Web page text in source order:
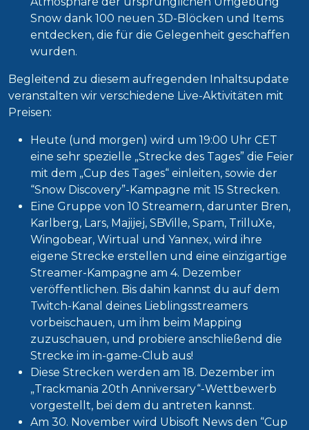
Snow dank 100 neuen 3D-Blöcken und Items
entdecken, die für die Gelegenheit geschaffen
wurden.
Begleitend zu diesem aufregenden Inhaltsupdate
veranstalten wir verschiedene Live-Aktivitäten mit
Preisen:
Heute (und morgen) wird um 19:00 Uhr CET
eine sehr spezielle „Strecke des Tages” die Feier
mit dem „Cup des Tages“ einleiten, sowie der
“Snow Discovery”-Kampagne mit 15 Strecken.
Eine Gruppe von 10 Streamern, darunter Bren,
Karlberg, Lars, Majijej, SBVille, Spam, TrilluXe,
Wingobear, Wirtual und Yannex, wird ihre
eigene Strecke erstellen und eine einzigartige
Streamer-Kampagne am 4. Dezember
veröffentlichen. Bis dahin kannst du auf dem
Twitch-Kanal deines Lieblingsstreamers
vorbeischauen, um ihm beim Mapping
zuzuschauen, und probiere anschließend die
Strecke im in-game-Club aus!
Diese Strecken werden am 18. Dezember im
„Trackmania 20th Anniversary“-Wettbewerb
vorgestellt, bei dem du antreten kannst.
Am 30. November wird Ubisoft News den “Cup